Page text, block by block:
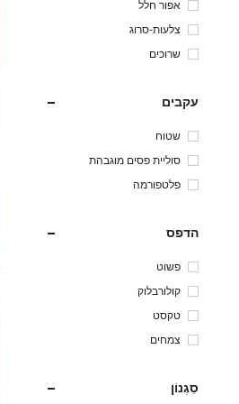
אפור חלל
צלעות-סרוג
שרוכים
עקבים
שטוח
סוליית פסים מוגבהת
פלטפורמה
הדפס
פשוט
קולורבלוק
טקסט
צמחים
סִגְנוֹן